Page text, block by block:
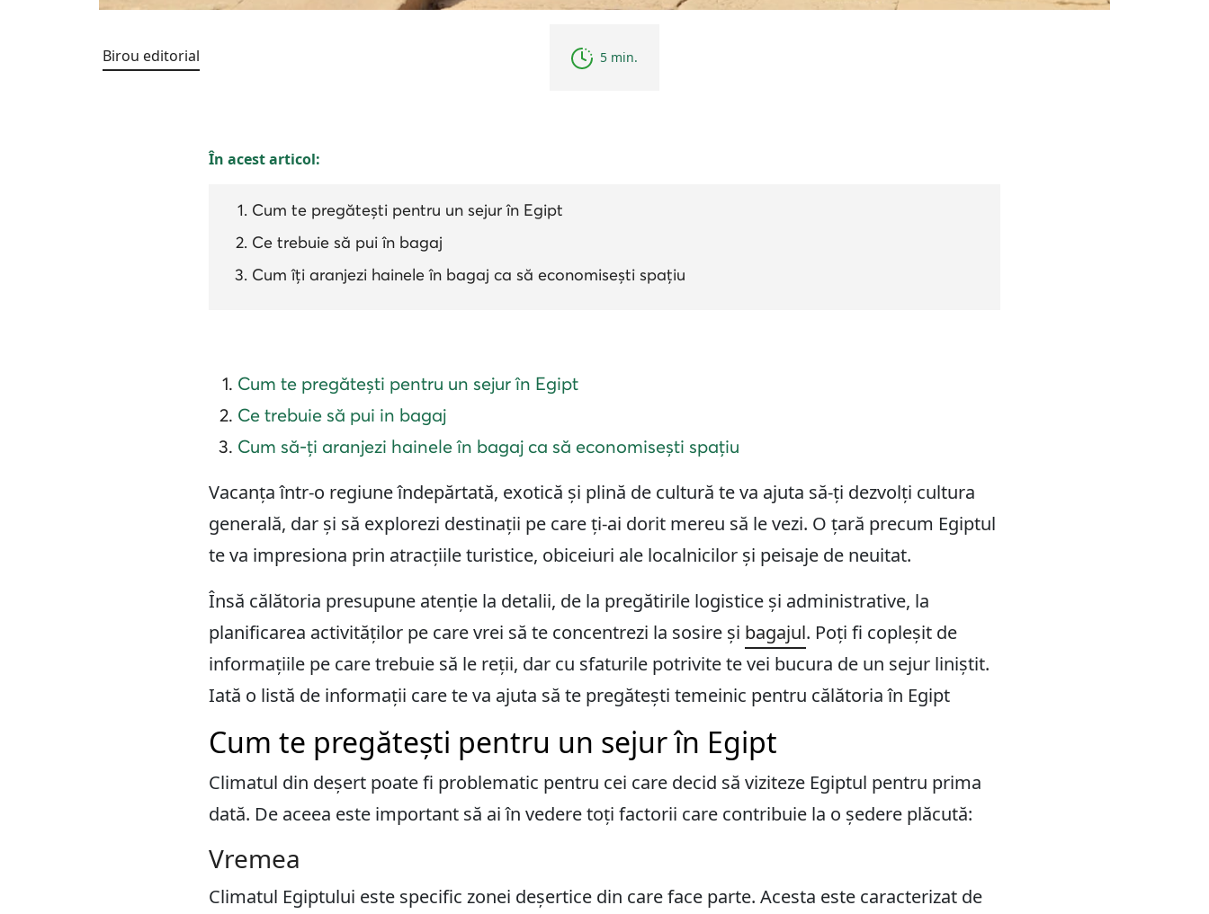
Birou editorial 5 min.
În acest articol:
Cum te pregătești pentru un sejur în Egipt
Ce trebuie să pui în bagaj
Cum îți aranjezi hainele în bagaj ca să economisești spațiu
Cum te pregătești pentru un sejur în Egipt
Ce trebuie să pui in bagaj
Cum să-ți aranjezi hainele în bagaj ca să economisești spațiu
Vacanța într-o regiune îndepărtată, exotică și plină de cultură te va ajuta să-ți dezvolți cultura
generală, dar și să explorezi destinații pe care ți-ai dorit mereu să le vezi. O țară precum Egiptul
te va impresiona prin atracțiile turistice, obiceiuri ale localnicilor și peisaje de neuitat.
Însă călătoria presupune atenție la detalii, de la pregătirile logistice și administrative, la
planificarea activităților pe care vrei să te concentrezi la sosire și bagajul. Poți fi copleșit de
informațiile pe care trebuie să le reții, dar cu sfaturile potrivite te vei bucura de un sejur liniștit.
Iată o listă de informații care te va ajuta să te pregătești temeinic pentru călătoria în Egipt
Cum te pregătești pentru un sejur în Egipt
Climatul din deșert poate fi problematic pentru cei care decid să viziteze Egiptul pentru prima
dată. De aceea este important să ai în vedere toți factorii care contribuie la o ședere plăcută:
Vremea
Climatul Egiptului este specific zonei deșertice din care face parte. Acesta este caracterizat de